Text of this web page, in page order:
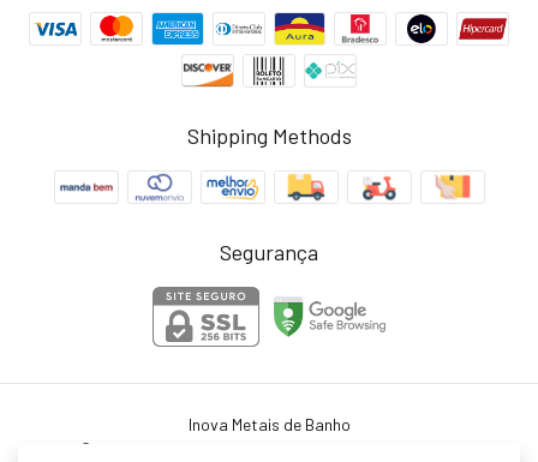
Shipping Methods
Segurança
Inova Metais de Banho
©2026. Inova Metais - 45754364000103. All rights reserved.